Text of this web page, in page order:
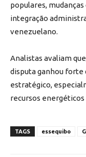
populares,
integração
venezuelano.
Analistas avaliam
disputa ganhou
estratégico,
recursos
TAGS essequibo